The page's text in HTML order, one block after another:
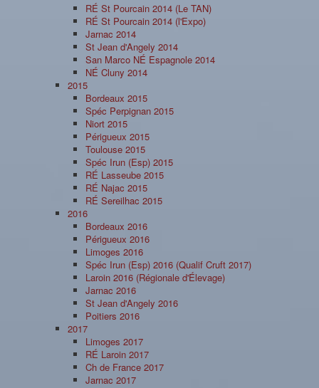
RÉ St Pourcain 2014 (Le TAN)
RÉ St Pourcain 2014 (l'Expo)
Jarnac 2014
St Jean d'Angely 2014
San Marco NÉ Espagnole 2014
NÉ Cluny 2014
2015
Bordeaux 2015
Spéc Perpignan 2015
Niort 2015
Périgueux 2015
Toulouse 2015
Spéc Irun (Esp) 2015
RÉ Lasseube 2015
RÉ Najac 2015
RÉ Sereilhac 2015
2016
Bordeaux 2016
Périgueux 2016
Limoges 2016
Spéc Irun (Esp) 2016 (Qualif Cruft 2017)
Laroin 2016 (Régionale d'Élevage)
Jarnac 2016
St Jean d'Angely 2016
Poitiers 2016
2017
Limoges 2017
RÉ Laroin 2017
Ch de France 2017
Jarnac 2017